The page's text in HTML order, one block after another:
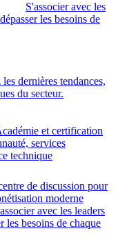
S'associer avec les
les besoins de
dernières tendances,
du secteur.
et certification
services
technique
de discussion pour
moderne
avec les leaders
les besoins de chaque